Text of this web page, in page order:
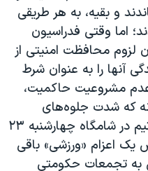
و بقیه، به هر طریقی
اما وقتی فدراسیون
لزوم محافظت امنیتی از
آنها را به عنوان شرط
مشروعیت حاکمیت،
که شدت جلوه‌های
سیاسی و امنیتی مراسم بدرقه تیم در شامگاه چهارشنبه ۲۳
یک اعزام «ورزشی» باقی
به تجمعات حکومتی